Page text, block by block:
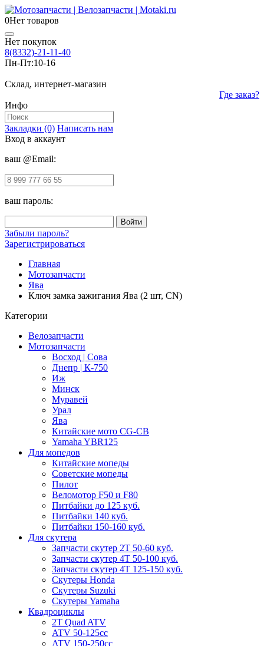
0Нет товаров
Нет покупок
8(8332)-21-11-40
Пн-Пт:10-16
Склад, интернет-магазин
Где заказ?
Инфо
Закладки (0) Написать нам
Вход в аккаунт
ваш @Email:
ваш пароль:
Забыли пароль?
Зарегистрироваться
Главная
Мотозапчасти
Ява
Ключ замка зажигания Ява (2 шт, CN)
Категории
Велозапчасти
Мотозапчасти
Восход | Сова
Днепр | К-750
Иж
Минск
Муравей
Урал
Ява
Китайские мото CG-CB
Yamaha YBR125
Для мопедов
Китайские мопеды
Советские мопеды
Пилот
Веломотор F50 и F80
Питбайки до 125 куб.
Питбайки 140 куб.
Питбайки 150-160 куб.
Для скутера
Запчасти скутер 2Т 50-60 куб.
Запчасти скутер 4Т 50-100 куб.
Запчасти скутер 4Т 125-150 куб.
Скутеры Honda
Скутеры Suzuki
Скутеры Yamaha
Квадроциклы
2T Quad ATV
ATV 50-125cc
ATV 150-250cc